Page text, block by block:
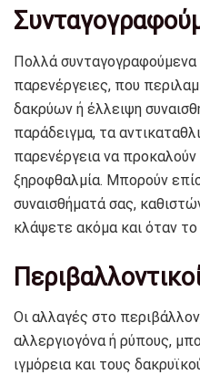
Πολλά
παρενέργειες, που
δακρύων ή έλλειψη
παράδειγμα, τα
παρενέργεια να προκαλούν
ξηροφθαλμία. Μπορούν
συναισθήματά σας,
κλάψετε ακόμα και όταν
Οι αλλαγές στο
αλλεργιογόνα ή ρύπους,
ιγμόρεια και τους